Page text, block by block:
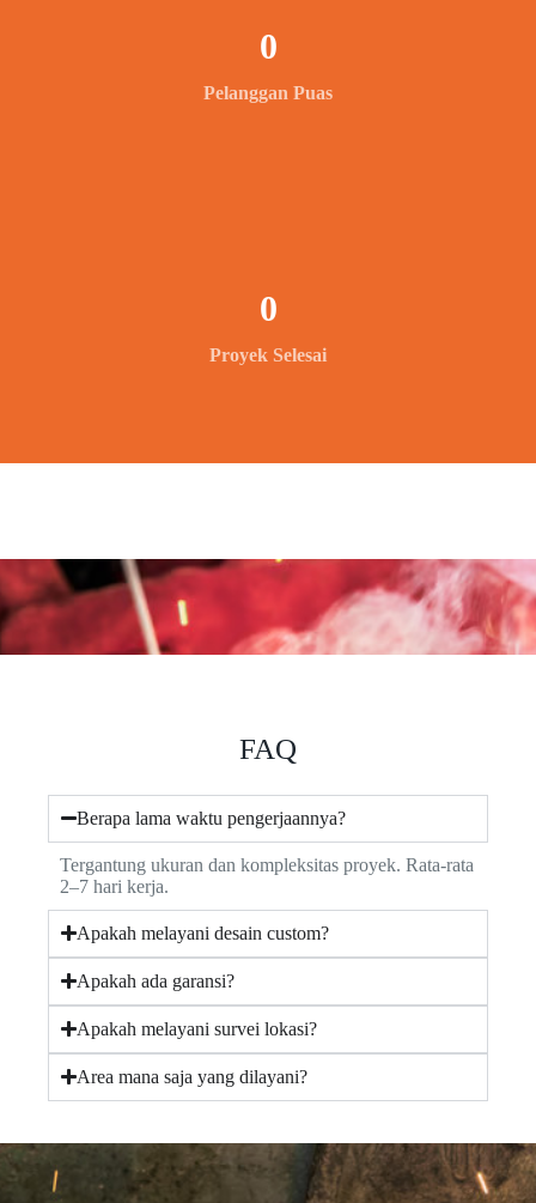
Pelanggan Puas
0
Proyek Selesai
0
FAQ
Berapa lama waktu pengerjaannya?
Tergantung ukuran dan kompleksitas proyek. Rata-rata
2–7 hari kerja.
Apakah melayani desain custom?
Apakah ada garansi?
Apakah melayani survei lokasi?
Area mana saja yang dilayani?